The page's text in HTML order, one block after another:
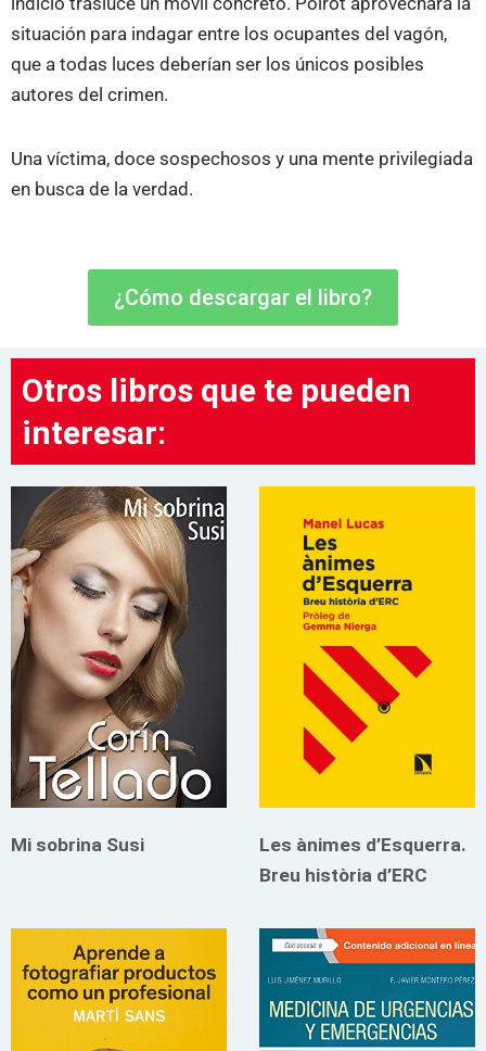
situación para indagar entre los ocupantes del vagón,
que a todas luces deberían ser los únicos posibles
autores del crimen.
Una víctima, doce sospechosos y una mente privilegiada
en busca de la verdad.
¿Cómo descargar el libro?
Otros libros que te pueden
interesar:
Mi sobrina Susi
Les ànimes d’Esquerra.
Breu història d’ERC